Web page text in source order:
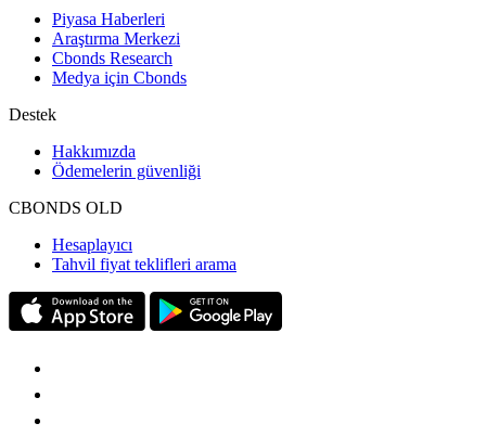
Piyasa Haberleri
Araştırma Merkezi
Cbonds Research
Medya için Cbonds
Destek
Hakkımızda
Ödemelerin güvenliği
CBONDS OLD
Hesaplayıcı
Tahvil fiyat teklifleri arama